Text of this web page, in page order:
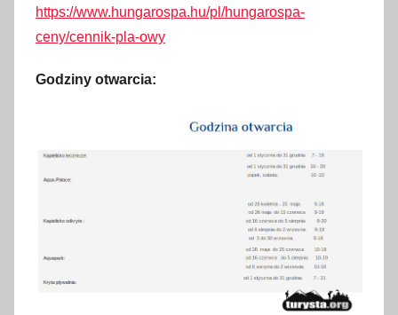
https://www.hungarospa.hu/pl/hungarospa-
ceny/cennik-pla-owy
Godziny otwarcia: